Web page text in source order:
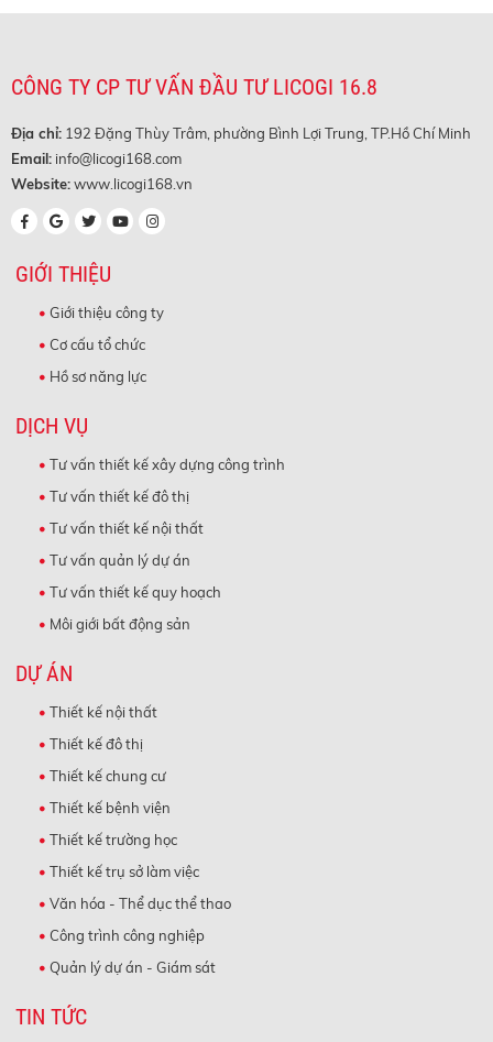
CÔNG TY CP TƯ VẤN ĐẦU TƯ LICOGI 16.8
Địa chỉ: 192 Đặng Thùy Trâm, phường Bình Lợi Trung, TP.Hồ Chí Minh
Email: info@licogi168.com
Website:www.licogi168.vn
GIỚI THIỆU
Giới thiệu công ty
Cơ cấu tổ chức
Hồ sơ năng lực
DỊCH VỤ
Tư vấn thiết kế xây dựng công trình
Tư vấn thiết kế đô thị
Tư vấn thiết kế nội thất
Tư vấn quản lý dự án
Tư vấn thiết kế quy hoạch
Môi giới bất động sản
DỰ ÁN
Thiết kế nội thất
Thiết kế đô thị
Thiết kế chung cư
Thiết kế bệnh viện
Thiết kế trường học
Thiết kế trụ sở làm việc
Văn hóa - Thể dục thể thao
Công trình công nghiệp
Quản lý dự án - Giám sát
TIN TỨC